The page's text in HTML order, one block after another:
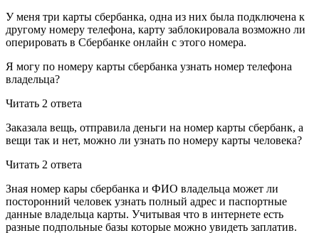
У меня три карты сбербанка, одна из них была подключена к
другому номеру телефона, карту заблокировала возможно ли
оперировать в Сбербанке онлайн с этого номера.
Я могу по номеру карты сбербанка узнать номер телефона
владельца?
Читать 2 ответa
Заказала вещь, отправила деньги на номер карты сбербанк, а
вещи так и нет, можно ли узнать по номеру карты человека?
Читать 2 ответa
Зная номер кары сбербанка и ФИО владельца может ли
посторонний человек узнать полный адрес и паспортные
данные владельца карты. Учитывая что в интернете есть
разные подпольные базы которые можно увидеть заплатив.